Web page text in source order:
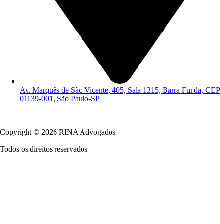
Av. Marquês de São Vicente, 405, Sala 1315, Barra Funda, CEP
01139-001, São Paulo-SP
Copyright © 2026 RINA Advogados
Todos os direitos reservados